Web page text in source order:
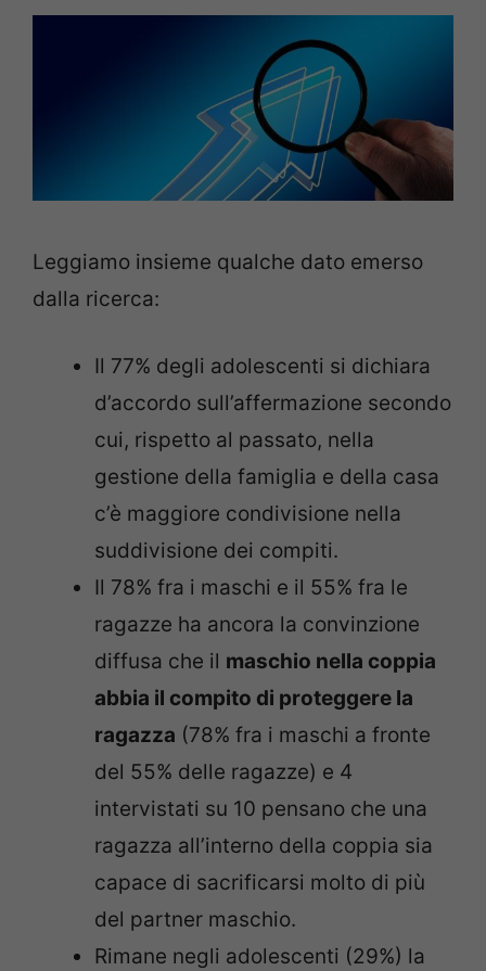
Leggiamo insieme qualche dato emerso
dalla ricerca:
Il 77% degli adolescenti si dichiara
d’accordo sull’affermazione secondo
cui, rispetto al passato, nella
gestione della famiglia e della casa
c’è maggiore condivisione nella
suddivisione dei compiti.
Il 78% fra i maschi e il 55% fra le
ragazze ha ancora la convinzione
diffusa che il maschio nella coppia
abbia il compito di proteggere la
ragazza (78% fra i maschi a fronte
del 55% delle ragazze) e 4
intervistati su 10 pensano che una
ragazza all’interno della coppia sia
capace di sacrificarsi molto di più
del partner maschio.
Rimane negli adolescenti (29%) la